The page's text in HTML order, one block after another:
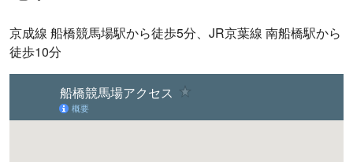
京成線 船橋競馬場駅から徒歩5分、JR京葉線 南船橋駅から
徒歩10分